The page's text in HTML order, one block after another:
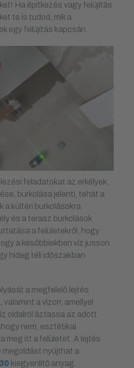
Ha építkezés vagy felújítás
te is tudod, mik a
egy felújítás kapcsán.
feladatokat az erkélyek,
burkolása jelenti, tehát a
a kültéri burkolásokra
és a terasz burkolások
a felületekről, hogy
a későbbiekben víz jusson
hideg téli időszakban
a megfelelő lejtés
a vízorr, amellyel
oldalról áztassa az adott
nem, esztétikai
meg itt a felületet. A lejtés
megoldást nyújthat a
kiegyenlítő anyag.